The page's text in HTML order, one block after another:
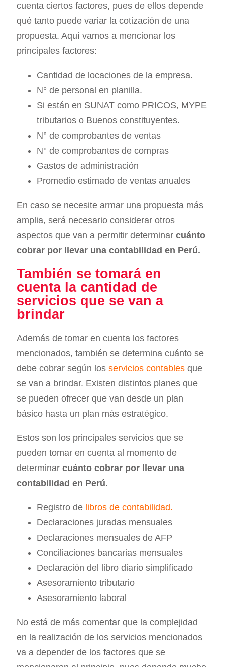
cuenta ciertos factores, pues de ellos depende
qué tanto puede variar la cotización de una
propuesta. Aquí vamos a mencionar los
principales factores:
Cantidad de locaciones de la empresa.
N° de personal en planilla.
Si están en SUNAT como PRICOS, MYPE
tributarios o Buenos constituyentes.
N° de comprobantes de ventas
N° de comprobantes de compras
Gastos de administración
Promedio estimado de ventas anuales
En caso se necesite armar una propuesta más
amplia, será necesario considerar otros
aspectos que van a permitir determinar cuánto
cobrar por llevar una contabilidad en Perú.
También se tomará en
cuenta la cantidad de
servicios que se van a
brindar
Además de tomar en cuenta los factores
mencionados, también se determina cuánto se
debe cobrar según los servicios contables que
se van a brindar. Existen distintos planes que
se pueden ofrecer que van desde un plan
básico hasta un plan más estratégico.
Estos son los principales servicios que se
pueden tomar en cuenta al momento de
determinar cuánto cobrar por llevar una
contabilidad en Perú.
Registro de libros de contabilidad.
Declaraciones juradas mensuales
Declaraciones mensuales de AFP
Conciliaciones bancarias mensuales
Declaración del libro diario simplificado
Asesoramiento tributario
Asesoramiento laboral
No está de más comentar que la complejidad
en la realización de los servicios mencionados
va a depender de los factores que se